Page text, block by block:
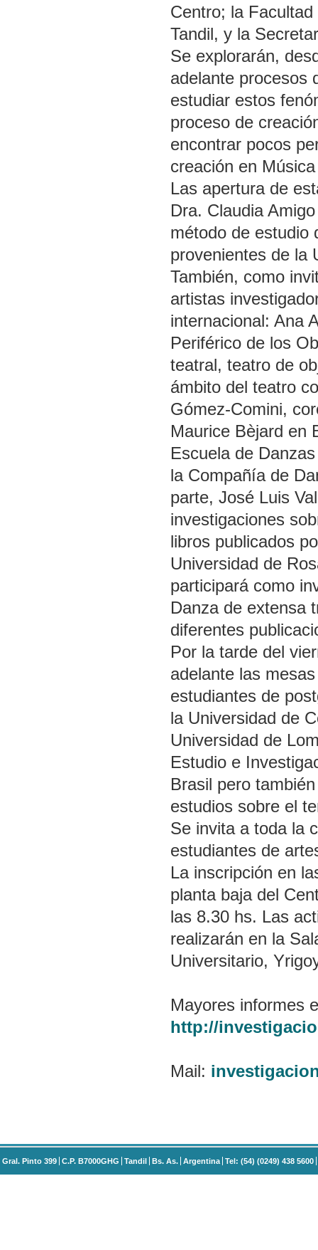
Centro; la
Tandil, y la
Se explorarán,
adelante procesos
estudiar estos
proceso de
encontrar pocos
creación en
Las apertura de
Dra. Claudia
método de estudio
provenientes de la
También, como
artistas
internacional: Ana
Periférico de los
teatral, teatro de
ámbito del teatro
Gómez-Comini,
Maurice Bèjard en
Escuela de
la Compañía de
parte, José Luis
investigaciones
libros publicados
Universidad de
participará como
Danza de extensa
diferentes
Por la tarde del
adelante las
estudiantes de
la Universidad de
Universidad de
Estudio e
Brasil pero
estudios sobre el
Se invita a toda la
estudiantes de
La inscripción en
planta baja del
las 8.30 hs. Las
realizarán en la
Universitario,
Mayores informes
http://
Mail:
Gral. Pinto 399 C.P. B7000GHG Tandil Bs. As. Argentina Tel: (54) (0249) 438 5600